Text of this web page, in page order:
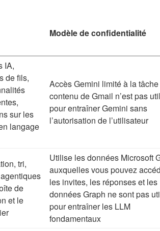
Modèle de confidentialité
IA,
de fils,
sur les
langage
Accès Gemini limité à la
contenu de Gmail n’est pas
pour entraîner Gemini sans
l’autorisation de l’utilisateur
tri,
de
et le
Utilise les données Microsoft
auxquelles vous pouvez
les invites, les réponses et les
données Graph ne sont pas
pour entraîner les LLM
fondamentaux